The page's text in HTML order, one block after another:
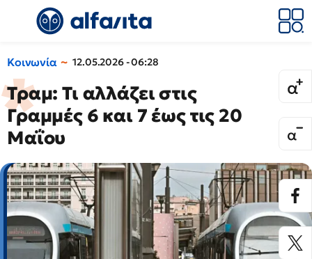
Κοινωνία 12.05.2026 - 06:28
Τραμ: Τι αλλάζει στις
Γραμμές 6 και 7 έως τις 20
Μαΐου